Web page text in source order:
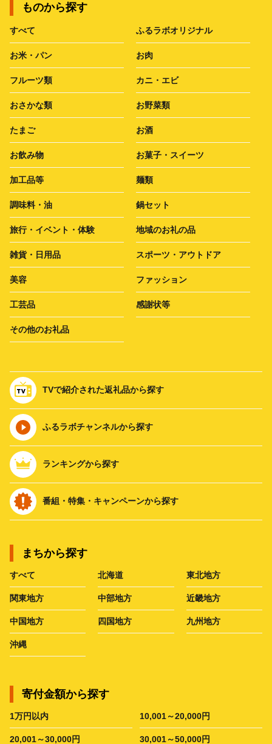
ものから探す
すべて ふるラボオリジナル
お米・パン お肉
フルーツ類 カニ・エビ
おさかな類 お野菜類
たまご お酒
お飲み物 お菓子・スイーツ
加工品等 麺類
調味料・油 鍋セット
旅行・イベント・体験 地域のお礼の品
雑貨・日用品 スポーツ・アウトドア
美容 ファッション
工芸品 感謝状等
その他のお礼品
TVで紹介された返礼品から探す
ふるラボチャンネルから探す
ランキングから探す
番組・特集・キャンペーンから探す
まちから探す
すべて 北海道 東北地方
関東地方 中部地方 近畿地方
中国地方 四国地方 九州地方
沖縄
寄付金額から探す
1万円以内 10,001～20,000円
20,001～30,000円 30,001～50,000円